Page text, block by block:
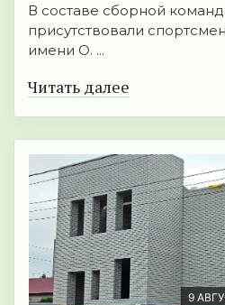
В составе сборной
присутствовали
имени О. ...
Читать далее
9